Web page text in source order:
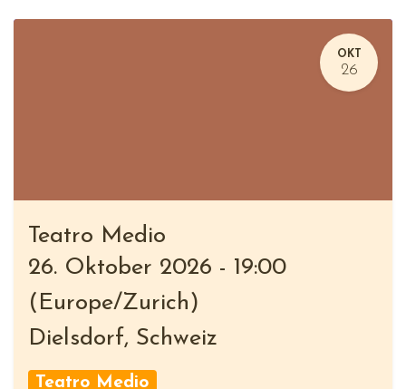
OKT
26
Teatro Medio
26. Oktober 2026 - 19:00
( Europe/Zurich )
Dielsdorf, Schweiz
Teatro Medio